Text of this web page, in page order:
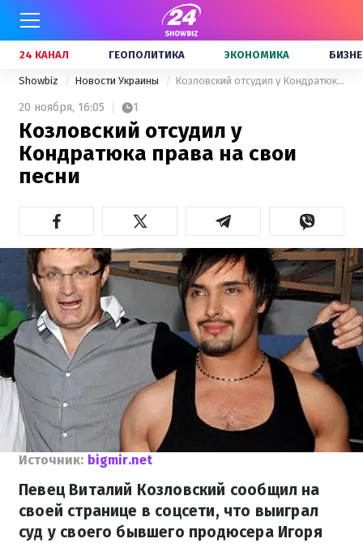
24 КАНАЛ ГЕОПОЛИТИКА ЭКОНОМИКА
Showbiz Новости Украины Козловский отсудил у Кондратюка права на свои песни
20 ноября, 16:05 1
Козловский отсудил у
Кондратюка права на свои
песни
Источник: bigmir.net
Певец Виталий Козловский сообщил на
своей странице в соцсети, что выиграл
суд у своего бывшего продюсера Игоря